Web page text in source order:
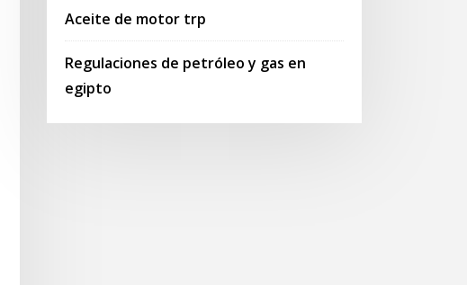
Aceite de motor trp
Regulaciones de petróleo y gas en
egipto